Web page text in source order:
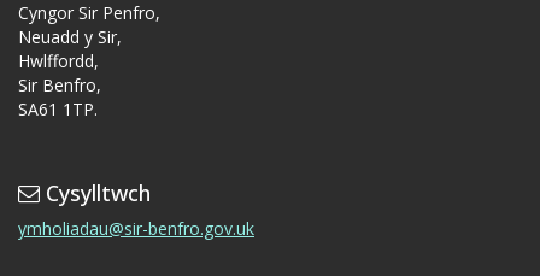
Cyngor Sir Penfro,
Neuadd y Sir,
Hwlffordd,
Sir Benfro,
SA61 1TP.
Cysylltwch
ymholiadau@sir-benfro.gov.uk